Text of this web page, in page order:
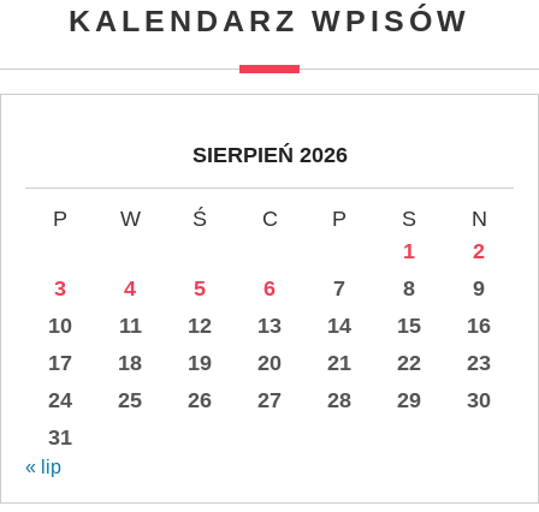
KALENDARZ WPISÓW
SIERPIEŃ 2026
P W Ś C P S
N
1
2
3
4 5 6 7 8
9
10
11 12 13 14 15
16
17
18 19 20 21 22
23
24
25 26 27 28 29
30
31
« lip